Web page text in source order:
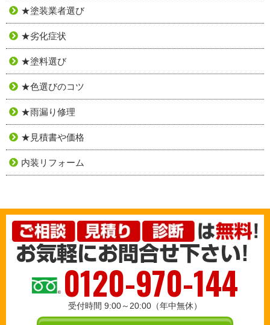
★塗装業者選び
★劣化症状
★塗料選び
★色選びのコツ
★雨漏り修理
★見積書や価格
内装リフォーム
0120-970-144
受付時間 9:00～20:00（年中無休）